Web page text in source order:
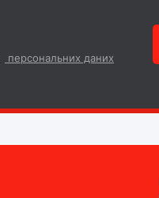
персональних даних